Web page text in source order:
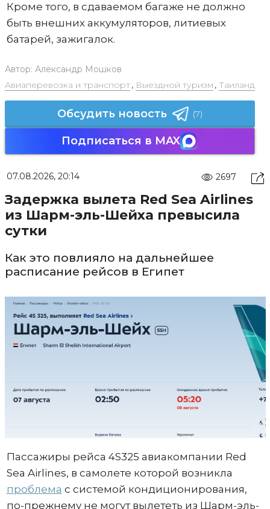
Кроме того, в сдаваемом багаже не должно
быть внешних аккумуляторов, литиевых
батарей, зажигалок.
Автор: Александр Мошков
Авиаперевозка и транспорт, Выездной туризм , Таиланд
Обсудить новость (7)
Подписаться в MAX
07.08.2026, 20:14 2697
Задержка вылета Red Sea Airlines
из Шарм-эль-Шейха превысила
сутки
Как это повлияло на дальнейшее
расписание рейсов в Египет
Пассажиры рейса 4S325 авиакомпании Red
Sea Airlines, в самолете которой возникла
проблема с системой кондиционирования,
по-прежнему не могут вылететь из Шарм-эль-